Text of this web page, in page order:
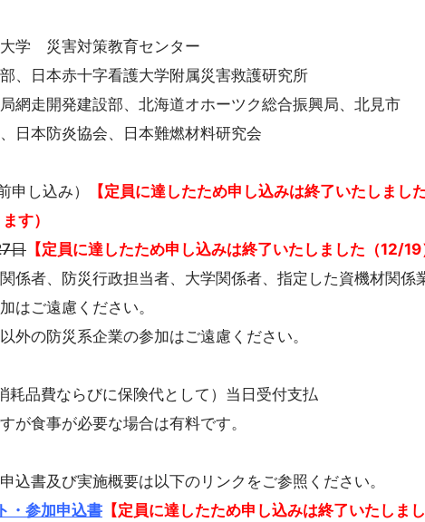
学 災害対策教育センター
日本赤十字看護大学附属災害救護研究所
走開発建設部、北海道オホーツク総合振興局、北見市
防炎協会、日本難燃材料研究会
申し込み）
【定員に達したため申し込みは終了いたしまし
す）
日 【定員に達したため申し込みは終了いたしました（12/19
者、防災行政担当者、大学関係者、指定した資機材関係
はご遠慮ください。
の防災系企業の参加はご遠慮ください。
耗品費ならびに保険代として）当日受付支払
事が必要な場合は有料です。
込書及び実施概要は以下のリンクをご参照ください。
・参加申込書 【定員に達したため申し込みは終了いたしま